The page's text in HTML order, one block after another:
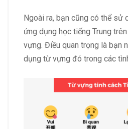
Ngoài ra, bạn cũng có thể sử
ứng dụng học tiếng Trung
vựng. Điều quan trọng là bạn
dụng từ vựng đó trong các